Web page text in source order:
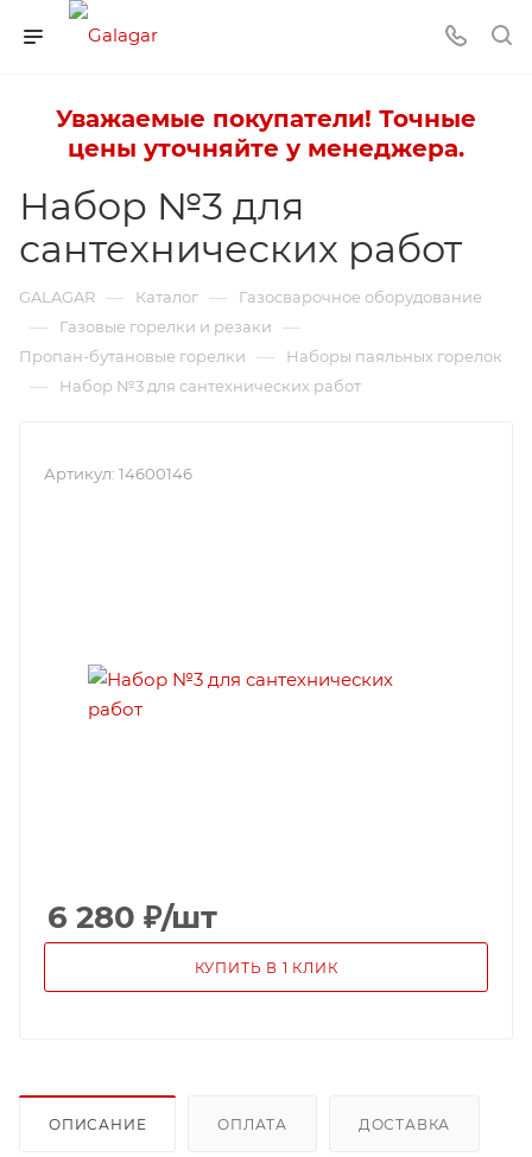
Уважаемые покупатели! Точные
цены уточняйте у менеджера.
Набор №3 для
сантехнических работ
GALAGAR — Каталог — Газосварочное оборудование
— Газовые горелки и резаки —
Пропан-бутановые горелки — Наборы паяльных горелок
— Набор №3 для сантехнических работ
Артикул: 14600146
6 280 ₽/шт
КУПИТЬ В 1 КЛИК
ОПИСАНИЕ ОПЛАТА ДОСТАВКА